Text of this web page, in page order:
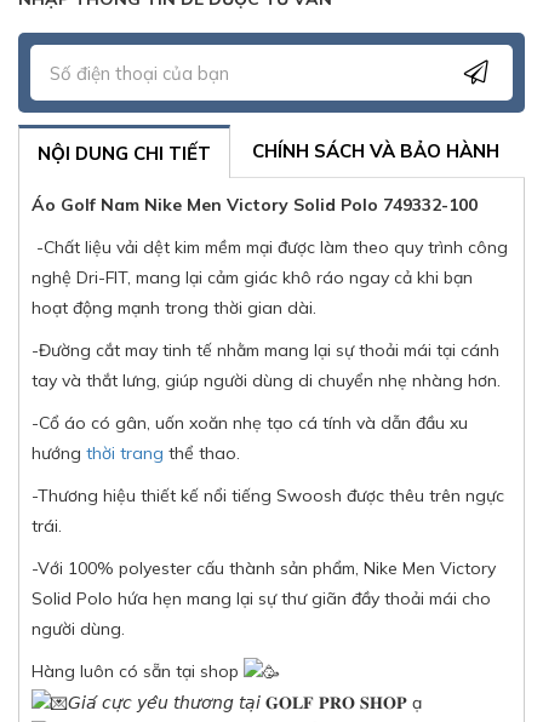
NỘI DUNG CHI TIẾT CHÍNH SÁCH VÀ BẢO HÀNH
Áo Golf Nam Nike Men Victory Solid Polo 749332-100
-Chất liệu vải dệt kim mềm mại được làm theo quy trình công
nghệ Dri-FIT, mang lại cảm giác khô ráo ngay cả khi bạn
hoạt động mạnh trong thời gian dài.
-Đường cắt may tinh tế nhằm mang lại sự thoải mái tại cánh
tay và thắt lưng, giúp người dùng di chuyển nhẹ nhàng hơn.
-Cổ áo có gân, uốn xoăn nhẹ tạo cá tính và dẫn đầu xu
hướng thời trang thể thao.
-Thương hiệu thiết kế nổi tiếng Swoosh được thêu trên ngực
trái.
-Với 100% polyester cấu thành sản phẩm, Nike Men Victory
Solid Polo hứa hẹn mang lại sự thư giãn đầy thoải mái cho
người dùng.
Hàng luôn có sẵn tại shop
𝘎𝘪𝘢́ 𝘤𝘶̛̣𝘤 𝘺𝘦̂𝘶 𝘵𝘩𝘶̛𝘰̛𝘯𝘨 𝘵𝘢̣𝘪 𝐆𝐎𝐋𝐅 𝐏𝐑𝐎 𝐒𝐇𝐎𝐏 ạ